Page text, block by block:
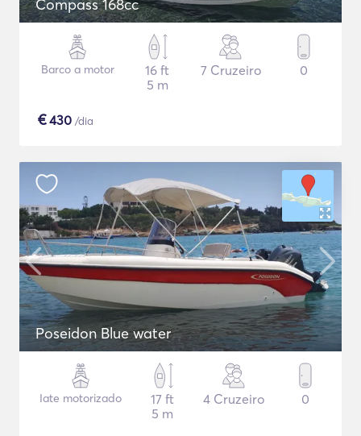
Compass 168cc
Barco a motor
16 ft
5 m
7 Cruzeiro 0
€430 /dia
Poseidon Blue water
Iate motorizado
17 ft
5 m
4 Cruzeiro 0